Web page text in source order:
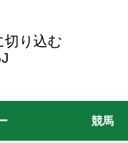
切り込む
競馬